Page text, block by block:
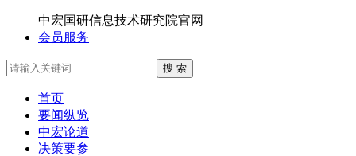
中宏国研信息技术研究院官网
会员服务
搜 索
首页
要闻纵览
中宏论道
决策要参